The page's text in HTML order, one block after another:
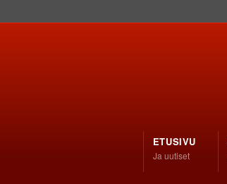
ETUSIVU
Ja uutiset